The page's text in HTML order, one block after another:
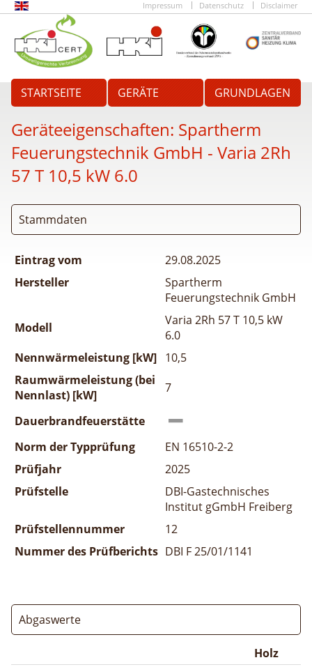
Impressum Datenschutz Disclaimer
STARTSEITE GERÄTE GRUNDLAGEN
Geräteeigenschaften: Spartherm
Feuerungstechnik GmbH - Varia 2Rh
57 T 10,5 kW 6.0
Stammdaten
Eintrag vom
29.08.2025
Hersteller
Spartherm
Feuerungstechnik GmbH
Modell
Varia 2Rh 57 T 10,5 kW
6.0
Nennwärmeleistung [kW] 10,5
Raumwärmeleistung (bei
Nennlast) [kW]
7
Dauerbrandfeuerstätte
Norm der Typprüfung
EN 16510-2-2
Prüfjahr
2025
Prüfstelle
DBI-Gastechnisches
Institut gGmbH Freiberg
Prüfstellennummer
12
Nummer des Prüfberichts DBI F 25/01/1141
Abgaswerte
Holz